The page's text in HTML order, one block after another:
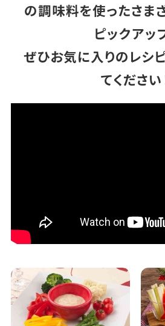
の調味料を使ったさま
ピックアッ
ぜひお気に入りのレシ
てください